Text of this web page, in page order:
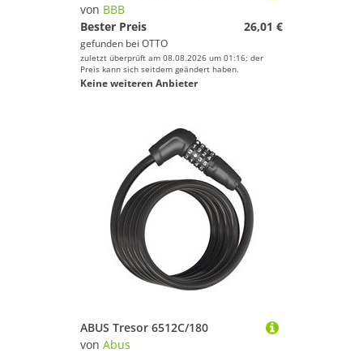
Rennräder
Tandem-Bikes
Trekkingräder
von BBB
Bester Preis
26,01 €
gefunden bei OTTO
zuletzt überprüft am 08.08.2026 um 01:16; der
Preis kann sich seitdem geändert haben.
Keine weiteren Anbieter
ABUS Tresor 6512C/180
von Abus